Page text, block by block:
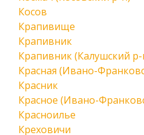
Косов
Крапивище
Крапивник
Крапивник (Калушский р-
Красная (Ивано-
Красник
Красное (Ивано-
Красноилье
Креховичи